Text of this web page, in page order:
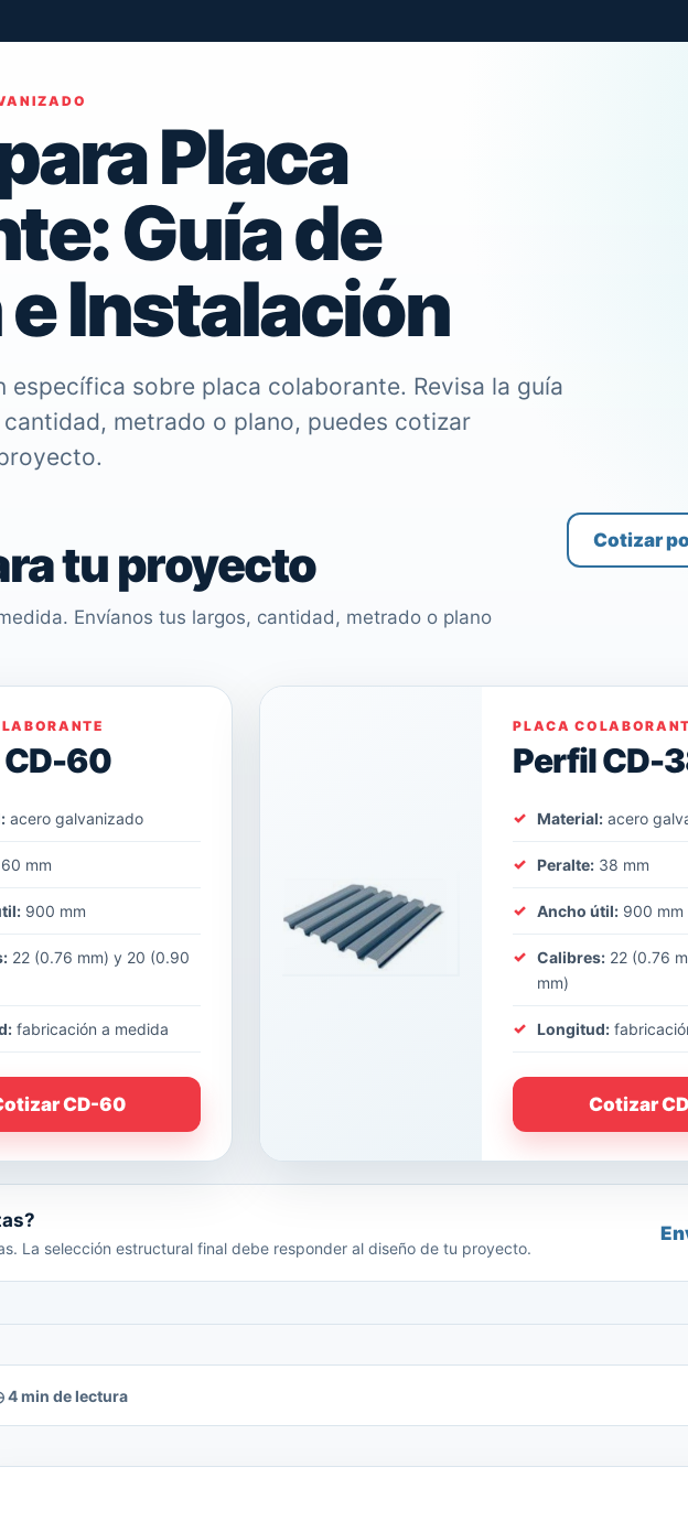
Placa
Guía de
Instalación
sobre placa colaborante. Revisa la guía
metrado o plano, puedes cotizar
tu proyecto
Envíanos tus largos, cantidad, metrado o plano
Cotizar
60
acero galvanizado
60 mm
900 mm
22 (0.76 mm) y 20 (0.90
fabricación a medida
CD-60
PLACA
Perfil CD-
Material: acero
Peralte: 38 mm
Ancho útil: 900 mm
Calibres: 22 (0.76
mm)
Longitud:
Cotizar
La selección estructural final debe responder al diseño de tu proyecto.
4 min de lectura